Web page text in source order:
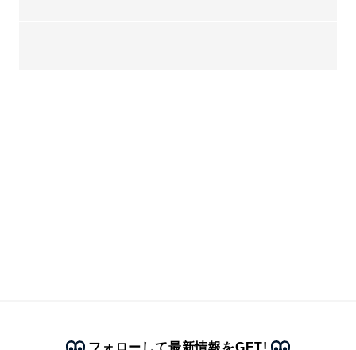
フォローして最新情報をGET!